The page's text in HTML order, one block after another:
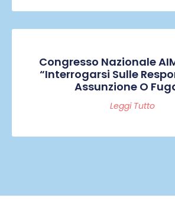
Congresso Nazionale
“Interrogarsi Sulle
Assunzione O
Leggi Tutto